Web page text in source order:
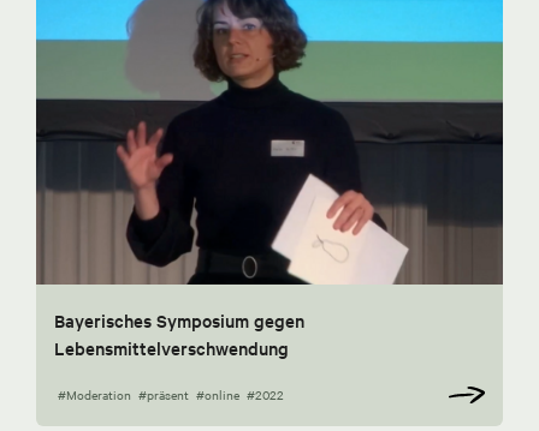
Bayerisches Symposium gegen
Lebensmittelverschwendung
#Moderation #präsent #online #2022